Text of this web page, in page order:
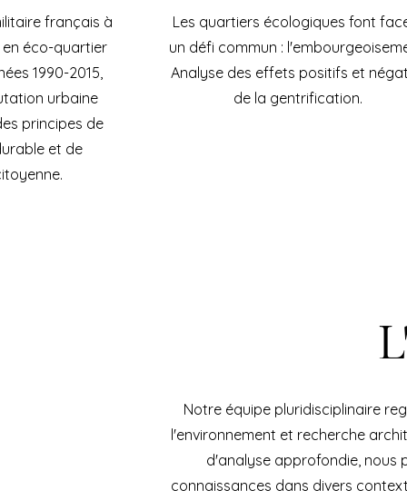
français à
éco-quartier
1990-2015,
urbaine
principes de
et de
Les quartiers écologiques font
un défi commun :
Analyse des effets positifs et
de la gentrification.
Notre équipe pluridisciplinaire
l'environnement et recherche
d'analyse approfondie, nous
connaissances dans divers